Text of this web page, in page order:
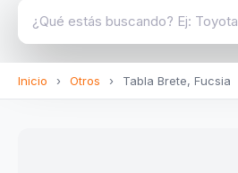
Inicio › Otros › Tabla Brete, Fucsia